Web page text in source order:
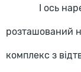
І ось
розташований
комплекс з